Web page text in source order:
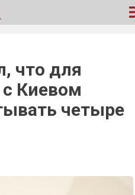
что для
с Киевом
четыре